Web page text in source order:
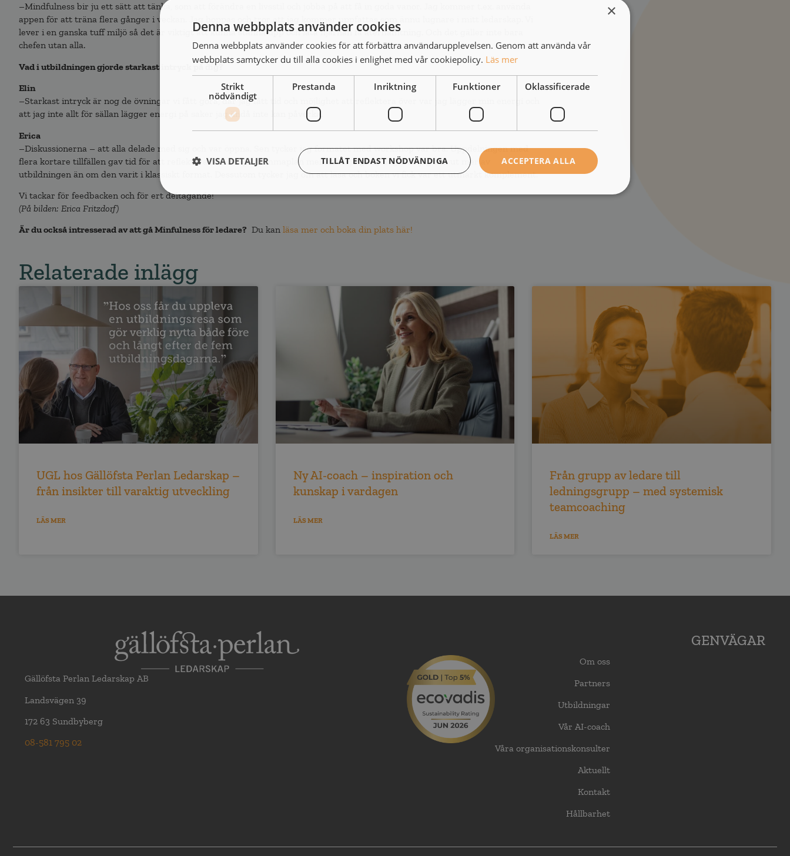
–Mindfulness bir ju ett sätt att tänka, som att förändra en livsstil och jobba på att få in goda vanor. Jag kommer t.ex. använda
appen för att träna flera gånger i veckan. Jag hoppas och tror att jag kommer uppfattas som ännu lugnare i mitt ledarskap. Vi
lever i en ganska tuff miljö så det är viktigt att kunna stanna upp och låta hjärnan få återhämtning. Och det gäller inte bara
chefen utan alla.
Vad i utbildningen gjorde starkast intryck på dig?
Elin
–Starkast intryck är nog de övningar vi fått göra, där jag fått tid och möjlighet att reflektera över var jag lägger min energi och
att jag inte allt för sällan lägger energi på saker jag ändå inte kan påverka.
Erica
–Diskussionerna – att alla delade med sig och var öppna. Sen tycker jag formatet med workshop var bra. Uppdelningen med
flera kortare tillfällen gav tid för att reflektera och öva på hemmaplan mellan varje gång. Jag tror jag fick ut mer av
utbildningen än om den varit i klassiskt format. Dessutom tycker jag om att läsa och boken vi fick var ett utmärkt komplement.
Vi tackar för feedbacken och för ert deltagande!
(På bilden: Erica Fritzdorf)
Är du också intresserad av att gå Minfulness för ledare? Du kan läsa mer och boka din plats här!
Relaterade inlägg
UGL hos Gällöfsta Perlan Ledarskap –
från insikter till varaktig utveckling
LÄS MER
Ny AI-coach – inspiration och
kunskap i vardagen
LÄS MER
Från grupp av ledare till
ledningsgrupp – med systemisk
teamcoaching
LÄS MER
Gällöfsta Perlan Ledarskap AB
Landsvägen 39
172 63 Sundbyberg
08-581 795 02
GENVÄGAR
Om oss
Partners
Utbildningar
Vår AI-coach
Våra organisationskonsulter
Aktuellt
Kontakt
Hållbarhet
×
Denna webbplats använder cookies
Denna webbplats använder cookies för att förbättra användarupplevelsen. Genom att använda vår
webbplats samtycker du till alla cookies i enlighet med vår cookiepolicy. Läs mer
Strikt
nödvändigt
Prestanda Inriktning Funktioner Oklassificerade
ACCEPTERA ALLA
TILLÅT ENDAST NÖDVÄNDIGA
VISA DETALJER